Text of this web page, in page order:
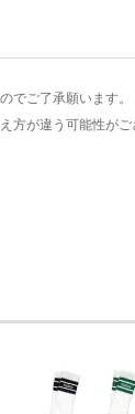
でご了承願います。
方が違う可能性がご